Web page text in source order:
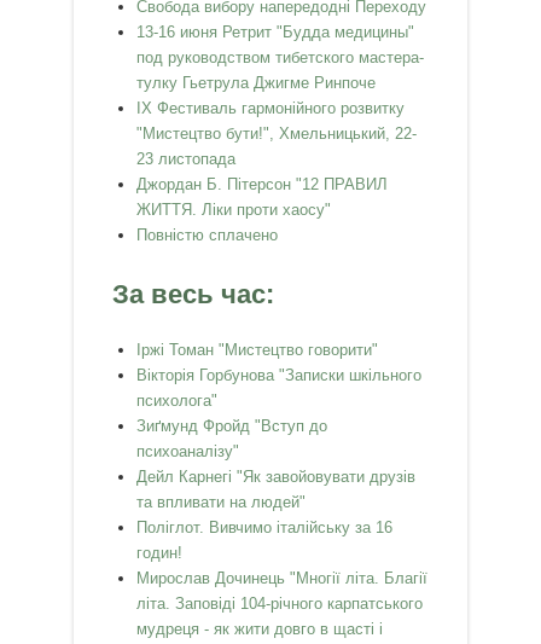
Свобода вибору напередодні Переходу
13-16 июня Ретрит "Будда медицины"
под руководством тибетского мастера-
тулку Гьетрула Джигме Ринпоче
IX Фестиваль гармонійного розвитку
"Мистецтво бути!", Хмельницький, 22-
23 листопада
Джордан Б. Пітерсон "12 ПРАВИЛ
ЖИТТЯ. Ліки проти хаосу"
Повністю сплачено
За весь час:
Іржі Томан "Мистецтво говорити"
Вікторія Горбунова "Записки шкільного
психолога"
Зиґмунд Фройд "Вступ до
психоаналізу"
Дейл Карнегі "Як завойовувати друзів
та впливати на людей"
Поліглот. Вивчимо італійську за 16
годин!
Мирослав Дочинець "Многії літа. Благії
літа. Заповіді 104-річного карпатського
мудреця - як жити довго в щасті і